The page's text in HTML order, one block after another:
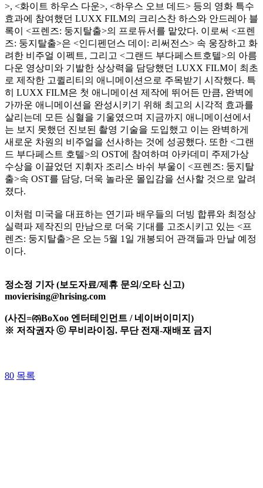
>, <화이트 하우스 다운>, <하우스 오브 데드> 등의 영화 특수
효과에 참여했던 LUXX FILM의 크리스찬 하스와 안드레아 블
록이 <프렌즈: 둥지탈출>의 프로듀서를 맡았다. 이로써 <프렌
즈: 둥지탈출>은 <인디펜던스 데이: 리써전스> 속 웅장하고 화
려한 비주얼 이펙트, 그리고 <그랜드 부다페스트호텔>의 아름
다운 영상미와 기발한 상상력을 담당했던 LUXX FILM이 최초
로 제작한 고퀼리티의 애니메이션으로 주목받기 시작했다. 특
히 LUXX FILM은 첫 애니메이션 제작에 뛰어든 만큼, 완벽에
가까운 애니메이션을 완성시키기 위해 최고의 시각적 효과를
살리는데 모든 심혈을 기울였으며 지금까지 애니메이션에서
는 보지 못했던 진보된 촬영 기술을 도입했고 이는 완벽하게
새로운 차원의 비주얼을 선사하는 것에 성공했다. 또한 <그랜
드 부다페스트 호텔>의 OST에 참여하며 아카데미 주제가상
수상을 이끌었던 지휘자 조리스 바쉬 부울이 <프렌즈: 둥지탈
출>속 OST를 담당, 더욱 놀라운 몰입감을 선사할 것으로 알려
졌다.
이처럼 미국을 대표하는 연기파 배우들의 더빙 합류와 최정상
실력파 제작진의 만남으로 더욱 기대를 고조시키고 있는 <프
렌즈: 둥지탈출>은 오는 5월 1일 개봉되어 관객들과 만날 예정
이다.
정소정 기자 (보도자료/제휴 문의/오타 신고)
movierising@hrising.com
(사진=㈜BoXoo 엔터테인먼트 / 네이버이미지)
※ 저작권자 ⓒ 무비라이징. 무단 전재-재배포 금지
80 목록